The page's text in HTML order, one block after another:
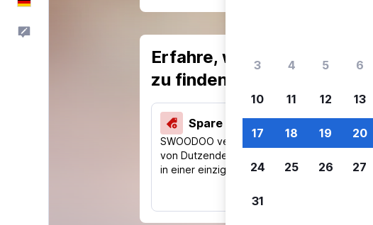
Erfahre, warum unsere
zu finden.
Spare 40 % und mehr
SWOODOO vergleicht Preise
von Dutzenden Reise-Websites
in einer einzigen Suche.
Lass
um
3 4 5 6
10 11 12 13
17 18 19 20
24 25 26 27
31